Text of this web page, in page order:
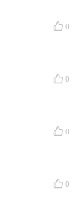
架 Caffe 和
布式数据库
0
0
0
0